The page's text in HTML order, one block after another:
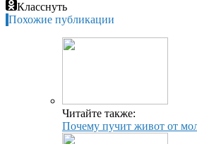
Класснуть
Похожие публикации
Читайте также:
Почему пучит живот от